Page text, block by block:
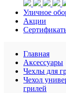
Уличное
Акции
Главная
Аксессуары
Чехлы для
Чехол
грилей